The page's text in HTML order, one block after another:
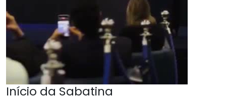
Início da Sabatina